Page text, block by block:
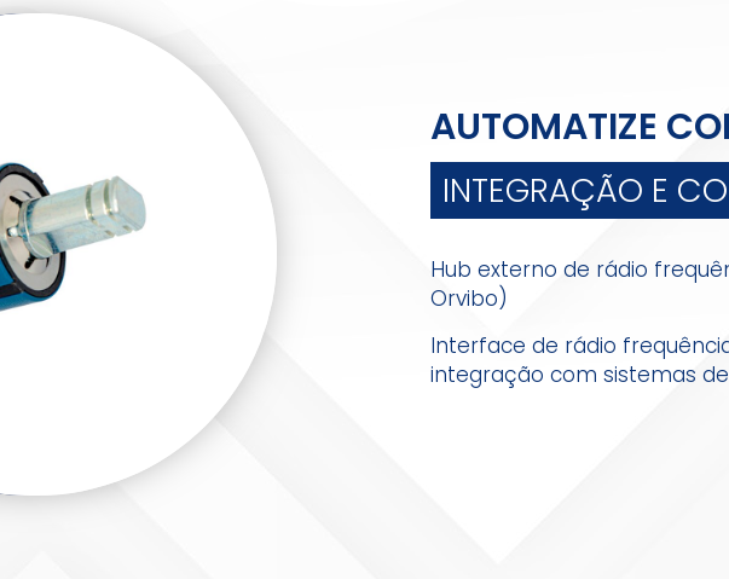
AUTOMATIZE
INTEGRAÇÃO E
Hub externo de rádio
Orvibo)
Interface de rádio
integração com sistemas